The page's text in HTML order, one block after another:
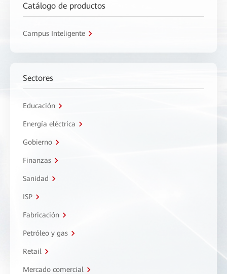
Catálogo de productos
Campus Inteligente
Sectores
Educación
Energía eléctrica
Gobierno
Finanzas
Sanidad
ISP
Fabricación
Petróleo y gas
Retail
Mercado comercial